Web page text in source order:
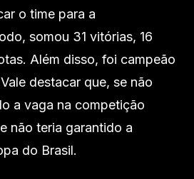
o time para a
somou 31 vitórias, 16
Além disso, foi campeão
destacar que, se não
a vaga na competição
não teria garantido a
do Brasil.